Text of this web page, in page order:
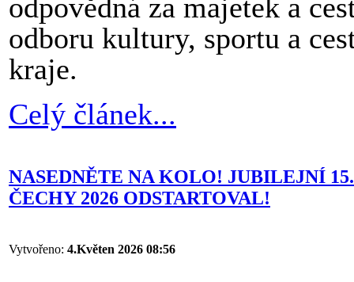
odpovědná za majetek a
odboru kultury, sportu a
kraje.
Celý článek...
NASEDNĚTE NA KOLO! JUBILEJNÍ
ČECHY 2026 ODSTARTOVAL!
Vytvořeno: 4.Květen 2026 08:56